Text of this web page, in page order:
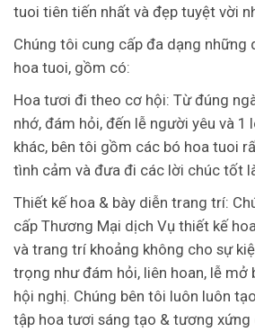
tuoi tiên tiến nhất và đẹp tuyệt vời
Chúng tôi cung cấp đa dạng những
hoa tuoi, gồm có:
Hoa tươi đi theo cơ hội: Từ đúng
nhớ, đám hỏi, đến lễ người yêu và
khác, bên tôi gồm các bó hoa tuoi
tình cảm và đưa đi các lời chúc tốt
Thiết kế hoa & bày diễn trang trí:
cấp Thương Mại dịch Vụ thiết kế
và trang trí khoảng không cho sự
trọng như đám hỏi, liên hoan, lễ mở
hội nghị. Chúng bên tôi luôn luôn
tập hoa tươi sáng tạo & tương xứng